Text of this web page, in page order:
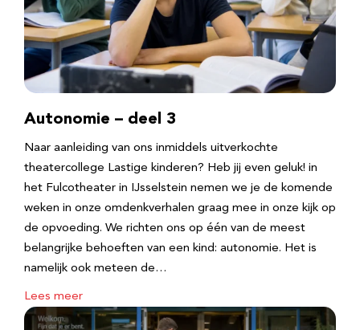
Autonomie – deel 3
Naar aanleiding van ons inmiddels uitverkochte
theatercollege Lastige kinderen? Heb jij even geluk! in
het Fulcotheater in IJsselstein nemen we je de komende
weken in onze omdenkverhalen graag mee in onze kijk op
de opvoeding. We richten ons op één van de meest
belangrijke behoeften van een kind: autonomie. Het is
namelijk ook meteen de…
Lees meer